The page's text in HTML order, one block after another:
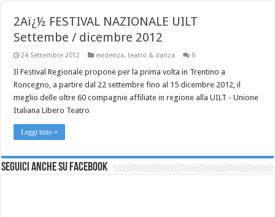
2Aï¿½ FESTIVAL NAZIONALE UILT
Settembe / dicembre 2012
24 Settembre 2012 evidenza,teatro & danza 0
Il Festival Regionale propone per la prima volta in Trentino a
Roncegno, a partire dal 22 settembre fino al 15 dicembre 2012, il
meglio delle oltre 60 compagnie affiliate in regione alla UILT - Unione
Italiana Libero Teatro
Leggi tutto »
Seguici anche su Facebook